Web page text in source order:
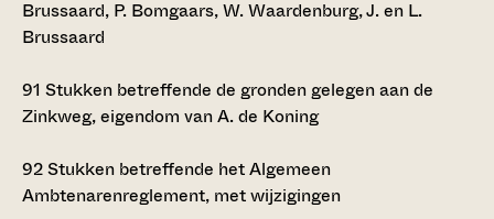
Brussaard, P. Bomgaars, W. Waardenburg, J. en L.
Brussaard
91 Stukken betreffende de gronden gelegen aan de
Zinkweg, eigendom van A. de Koning
92Stukken betreffende het Algemeen
Ambtenarenreglement, met wijzigingen